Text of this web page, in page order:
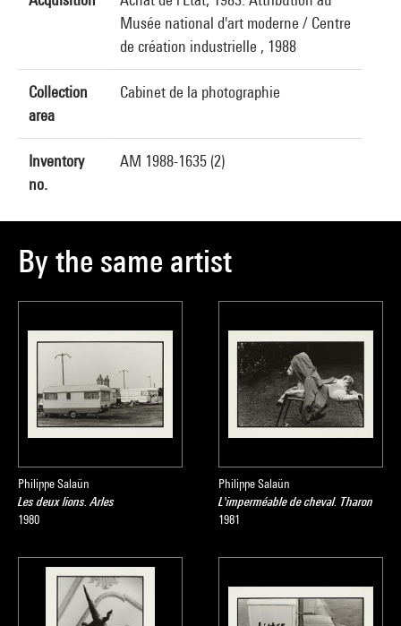
Musée national d'art moderne / Centre
de création industrielle , 1988
Collection
area
Cabinet de la photographie
Inventory
no.
AM 1988-1635 (2)
By the same artist
Philippe Salaün
Les deux lions. Arles
1980
Philippe Salaün
L'imperméable de cheval. Tharon
1981